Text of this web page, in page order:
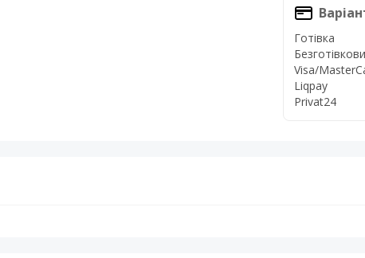
Готівка
Visa/
Liqpay
Privat24